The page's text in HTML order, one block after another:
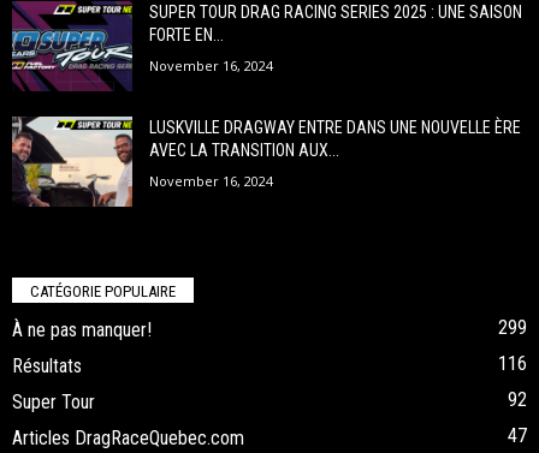
SUPER TOUR DRAG RACING SERIES 2025 : UNE SAISON
FORTE EN...
November 16, 2024
LUSKVILLE DRAGWAY ENTRE DANS UNE NOUVELLE ÈRE
AVEC LA TRANSITION AUX...
November 16, 2024
CATÉGORIE POPULAIRE
À ne pas manquer!
299
Résultats
116
Super Tour
92
Articles DragRaceQuebec.com
47